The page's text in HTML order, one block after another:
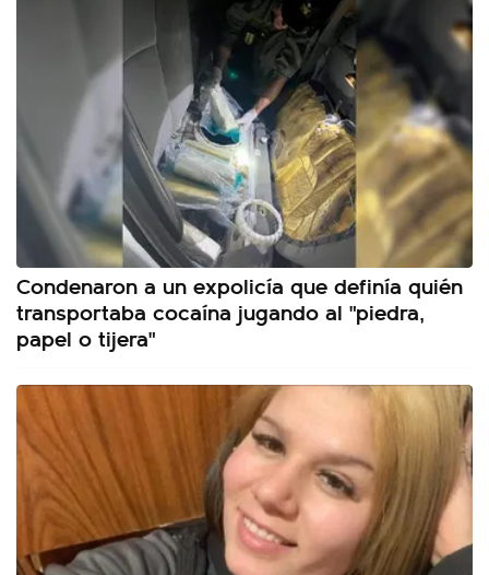
Condenaron a un expolicía que definía quién
transportaba cocaína jugando al "piedra,
papel o tijera"